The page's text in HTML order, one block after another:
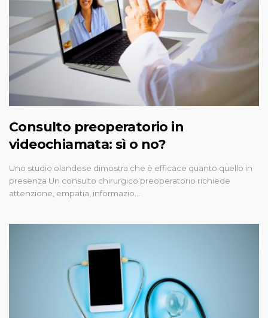
Consulto preoperatorio in
videochiamata: sì o no?
Uno studio olandese dimostra che è efficace quanto quello in
presenza Un consulto chirurgico preoperatorio richiede
attenzione, empatia, informazio…